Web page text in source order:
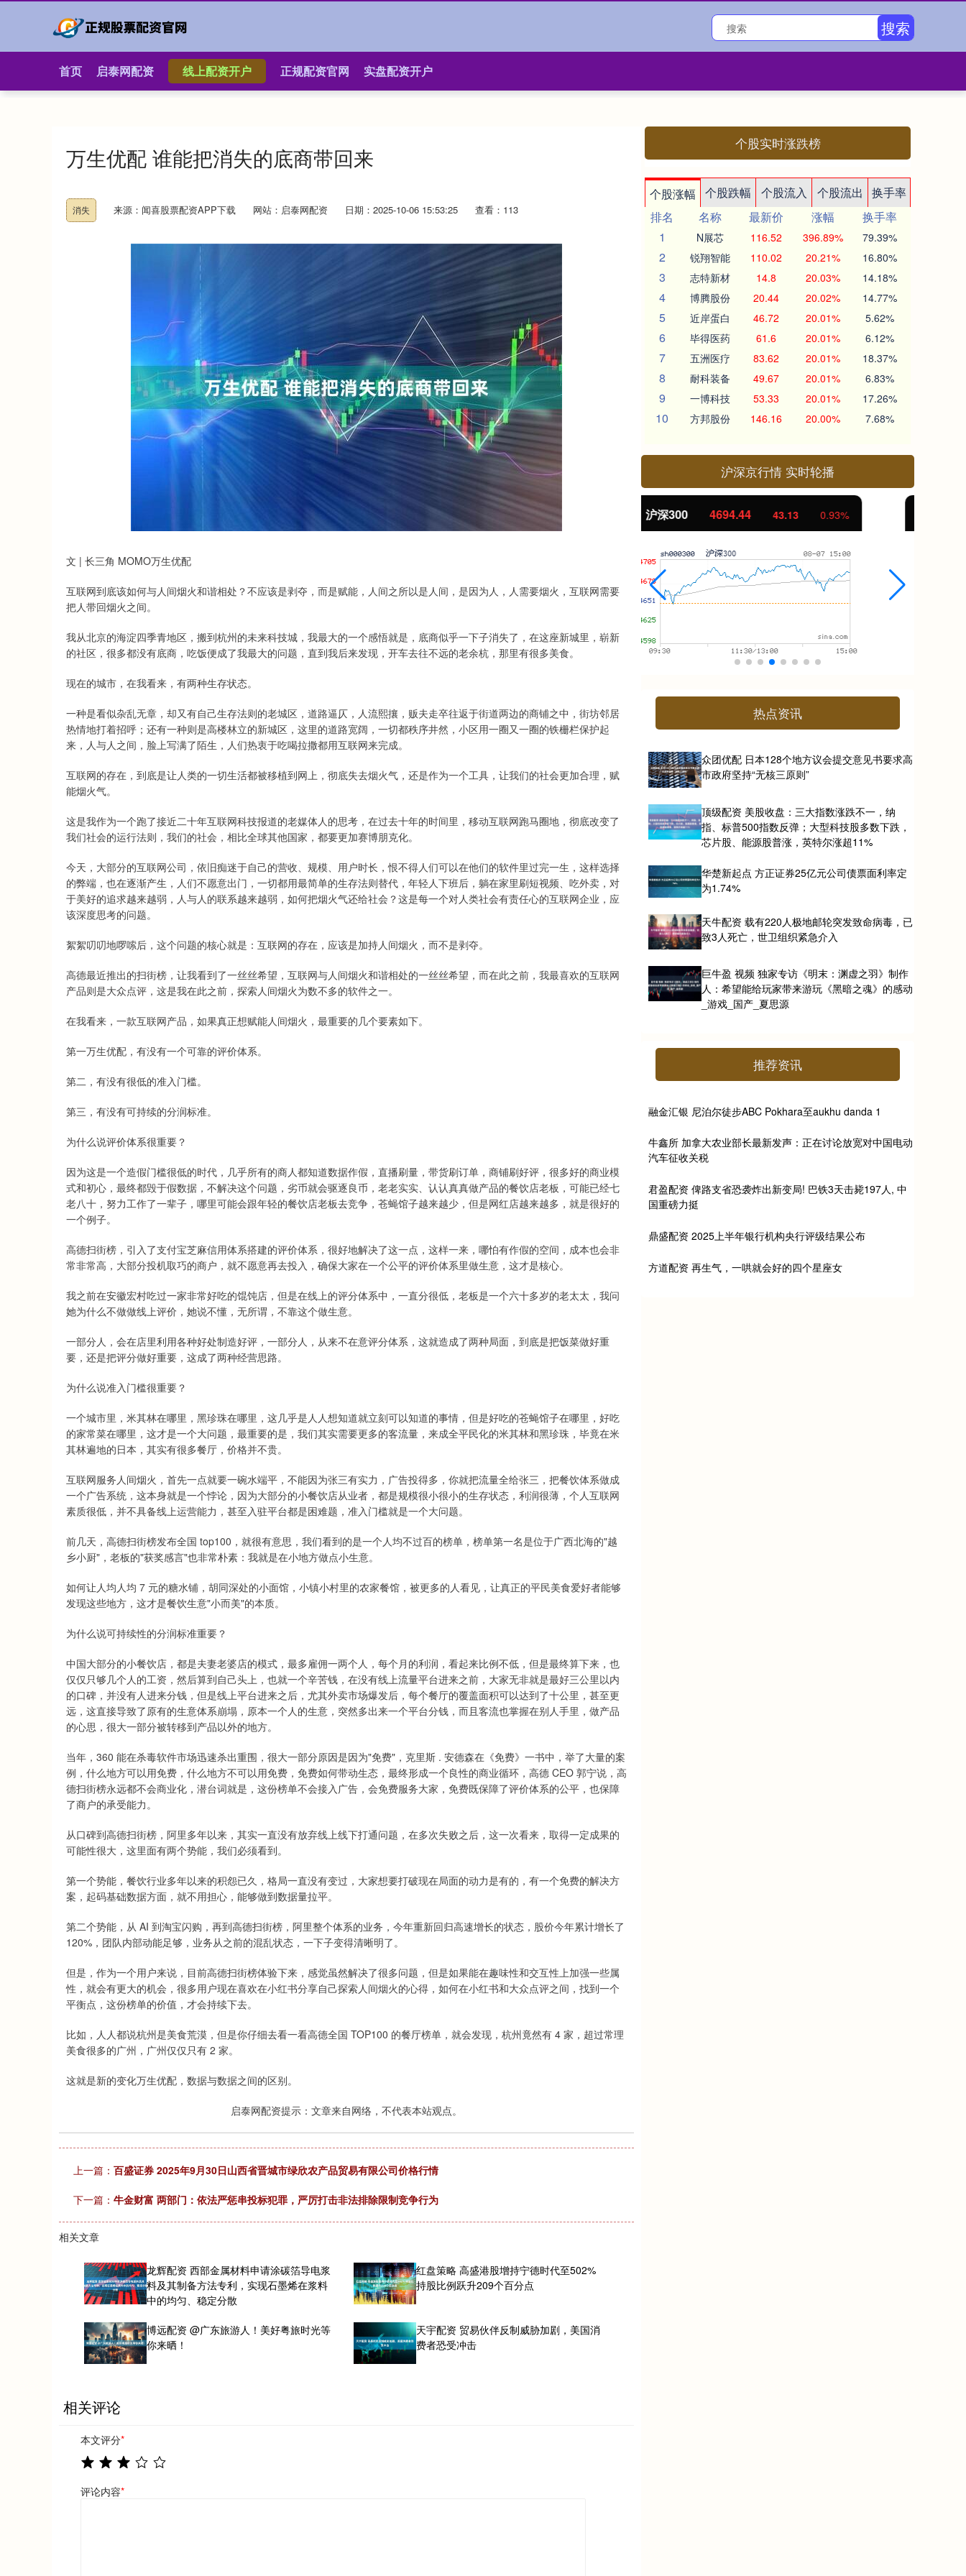
搜索
首页 启泰网配资 线上配资开户 正规配资官网 实盘配资开户
万生优配 谁能把消失的底商带回来
消失 来源：闻喜股票配资APP下载 网站：启泰网配资 日期：2025-10-06 15:53:25 查看：113
文 | 长三角 MOMO万生优配
互联网到底该如何与人间烟火和谐相处？不应该是剥夺，而是赋能，人间之所以是人间，是因为人，人需要烟火，互联网需要
把人带回烟火之间。
我从北京的海淀四季青地区，搬到杭州的未来科技城，我最大的一个感悟就是，底商似乎一下子消失了，在这座新城里，崭新
的社区，很多都没有底商，吃饭便成了我最大的问题，直到我后来发现，开车去往不远的老余杭，那里有很多美食。
现在的城市，在我看来，有两种生存状态。
一种是看似杂乱无章，却又有自己生存法则的老城区，道路逼仄，人流熙攘，贩夫走卒往返于街道两边的商铺之中，街坊邻居
热情地打着招呼；还有一种则是高楼林立的新城区，这里的道路宽阔，一切都秩序井然，小区用一圈又一圈的铁栅栏保护起
来，人与人之间，脸上写满了陌生，人们热衷于吃喝拉撒都用互联网来完成。
互联网的存在，到底是让人类的一切生活都被移植到网上，彻底失去烟火气，还是作为一个工具，让我们的社会更加合理，赋
能烟火气。
这是我作为一个跑了接近二十年互联网科技报道的老媒体人的思考，在过去十年的时间里，移动互联网跑马圈地，彻底改变了
我们社会的运行法则，我们的社会，相比全球其他国家，都要更加赛博朋克化。
今天，大部分的互联网公司，依旧痴迷于自己的营收、规模、用户时长，恨不得人们可以在他们的软件里过完一生，这样选择
的弊端，也在逐渐产生，人们不愿意出门，一切都用最简单的生存法则替代，年轻人下班后，躺在家里刷短视频、吃外卖，对
于美好的追求越来越弱，人与人的联系越来越弱，如何把烟火气还给社会？这是每一个对人类社会有责任心的互联网企业，应
该深度思考的问题。
絮絮叨叨地啰嗦后，这个问题的核心就是：互联网的存在，应该是加持人间烟火，而不是剥夺。
高德最近推出的扫街榜，让我看到了一丝丝希望，互联网与人间烟火和谐相处的一丝丝希望，而在此之前，我最喜欢的互联网
产品则是大众点评，这是我在此之前，探索人间烟火为数不多的软件之一。
在我看来，一款互联网产品，如果真正想赋能人间烟火，最重要的几个要素如下。
第一万生优配，有没有一个可靠的评价体系。
第二，有没有很低的准入门槛。
第三，有没有可持续的分润标准。
为什么说评价体系很重要？
因为这是一个造假门槛很低的时代，几乎所有的商人都知道数据作假，直播刷量，带货刷订单，商铺刷好评，很多好的商业模
式和初心，最终都毁于假数据，不解决这个问题，劣币就会驱逐良币，老老实实、认认真真做产品的餐饮店老板，可能已经七
老八十，努力工作了一辈子，哪里可能会跟年轻的餐饮店老板去竞争，苍蝇馆子越来越少，但是网红店越来越多，就是很好的
一个例子。
高德扫街榜，引入了支付宝芝麻信用体系搭建的评价体系，很好地解决了这一点，这样一来，哪怕有作假的空间，成本也会非
常非常高，大部分投机取巧的商户，就不愿意再去投入，确保大家在一个公平的评价体系里做生意，这才是核心。
我之前在安徽宏村吃过一家非常好吃的馄饨店，但是在线上的评分体系中，一直分很低，老板是一个六十多岁的老太太，我问
她为什么不做做线上评价，她说不懂，无所谓，不靠这个做生意。
一部分人，会在店里利用各种好处制造好评，一部分人，从来不在意评分体系，这就造成了两种局面，到底是把饭菜做好重
要，还是把评分做好重要，这成了两种经营思路。
为什么说准入门槛很重要？
一个城市里，米其林在哪里，黑珍珠在哪里，这几乎是人人想知道就立刻可以知道的事情，但是好吃的苍蝇馆子在哪里，好吃
的家常菜在哪里，这才是一个大问题，最重要的是，我们其实需要更多的客流量，来成全平民化的米其林和黑珍珠，毕竟在米
其林遍地的日本，其实有很多餐厅，价格并不贵。
互联网服务人间烟火，首先一点就要一碗水端平，不能因为张三有实力，广告投得多，你就把流量全给张三，把餐饮体系做成
一个广告系统，这本身就是一个悖论，因为大部分的小餐饮店从业者，都是规模很小很小的生存状态，利润很薄，个人互联网
素质很低，并不具备线上运营能力，甚至入驻平台都是困难题，准入门槛就是一个大问题。
前几天，高德扫街榜发布全国 top100，就很有意思，我们看到的是一个人均不过百的榜单，榜单第一名是位于广西北海的"越
乡小厨"，老板的"获奖感言"也非常朴素：我就是在小地方做点小生意。
如何让人均人均 7 元的糖水铺，胡同深处的小面馆，小镇小村里的农家餐馆，被更多的人看见，让真正的平民美食爱好者能够
发现这些地方，这才是餐饮生意"小而美"的本质。
为什么说可持续性的分润标准重要？
中国大部分的小餐饮店，都是夫妻老婆店的模式，最多雇佣一两个人，每个月的利润，看起来比例不低，但是最终算下来，也
仅仅只够几个人的工资，然后算到自己头上，也就一个辛苦钱，在没有线上流量平台进来之前，大家无非就是最好三公里以内
的口碑，并没有人进来分钱，但是线上平台进来之后，尤其外卖市场爆发后，每个餐厅的覆盖面积可以达到了十公里，甚至更
远，这直接导致了原有的生意体系崩塌，原本一个人的生意，突然多出来一个平台分钱，而且客流也掌握在别人手里，做产品
的心思，很大一部分被转移到产品以外的地方。
当年，360 能在杀毒软件市场迅速杀出重围，很大一部分原因是因为"免费"，克里斯 . 安德森在《免费》一书中，举了大量的案
例，什么地方可以用免费，什么地方不可以用免费，免费如何带动生态，最终形成一个良性的商业循环，高德 CEO 郭宁说，高
德扫街榜永远都不会商业化，潜台词就是，这份榜单不会接入广告，会免费服务大家，免费既保障了评价体系的公平，也保障
了商户的承受能力。
从口碑到高德扫街榜，阿里多年以来，其实一直没有放弃线上线下打通问题，在多次失败之后，这一次看来，取得一定成果的
可能性很大，这里面有两个势能，我们必须看到。
第一个势能，餐饮行业多年以来的积怨已久，格局一直没有变过，大家想要打破现在局面的动力是有的，有一个免费的解决方
案，起码基础数据方面，就不用担心，能够做到数据量拉平。
第二个势能，从 AI 到淘宝闪购，再到高德扫街榜，阿里整个体系的业务，今年重新回归高速增长的状态，股价今年累计增长了
120%，团队内部动能足够，业务从之前的混乱状态，一下子变得清晰明了。
但是，作为一个用户来说，目前高德扫街榜体验下来，感觉虽然解决了很多问题，但是如果能在趣味性和交互性上加强一些属
性，就会有更大的机会，很多用户现在喜欢在小红书分享自己探索人间烟火的心得，如何在小红书和大众点评之间，找到一个
平衡点，这份榜单的价值，才会持续下去。
比如，人人都说杭州是美食荒漠，但是你仔细去看一看高德全国 TOP100 的餐厅榜单，就会发现，杭州竟然有 4 家，超过常理
美食很多的广州，广州仅仅只有 2 家。
这就是新的变化万生优配，数据与数据之间的区别。
启泰网配资提示：文章来自网络，不代表本站观点。
上一篇： 百盛证券 2025年9月30日山西省晋城市绿欣农产品贸易有限公司价格行情
下一篇： 牛金财富 两部门：依法严惩串投标犯罪，严厉打击非法排除限制竞争行为
相关文章
龙辉配资 西部金属材料申请涂碳箔导电浆
料及其制备方法专利，实现石墨烯在浆料
中的均匀、稳定分散
红盘策略 高盛港股增持宁德时代至502%
持股比例跃升209个百分点
博远配资 @广东旅游人！美好粤旅时光等
你来晒！
天宇配资 贸易伙伴反制威胁加剧，美国消
费者恐受冲击
相关评论
本文评分*
评论内容*
个股实时涨跌榜
个股涨幅 个股跌幅 个股流入 个股流出
换手率
排名
名称 最新价 涨幅
换手率
1
N展芯 116.52 396.89% 79.39%
2 锐翔智能 110.02 20.21% 16.80%
3 志特新材 14.8 20.03% 14.18%
4 博腾股份 20.44 20.02% 14.77%
5 近岸蛋白 46.72 20.01% 5.62%
6 毕得医药 61.6 20.01% 6.12%
7 五洲医疗 83.62 20.01% 18.37%
8 耐科装备 49.67 20.01% 6.83%
9 一博科技 53.33 20.01% 17.26%
10 方邦股份 146.16 20.00% 7.68%
沪深京行情 实时轮播
1.42% 沪深300 4694.44 43.13 北证50 1134.24 11.37 1.01%
热点资讯
众团优配 日本128个地方议会提交意见书要求高
市政府坚持“无核三原则”
顶级配资 美股收盘：三大指数涨跌不一，纳
指、标普500指数反弹；大型科技股多数下跌，
芯片股、能源股普涨，英特尔涨超11%
华楚新起点 方正证券25亿元公司债票面利率定
为1.74%
天牛配资 载有220人极地邮轮突发致命病毒，已
致3人死亡，世卫组织紧急介入
巨牛盈 视频 独家专访《明末：渊虚之羽》制作
人：希望能给玩家带来游玩《黑暗之魂》的感动
_游戏_国产_夏思源
推荐资讯
融金汇银 尼泊尔徒步ABC Pokhara至aukhu danda 1
牛鑫所 加拿大农业部长最新发声：正在讨论放宽对中国电动
汽车征收关税
君盈配资 俾路支省恐袭炸出新变局! 巴铁3天击毙197人, 中
国重磅力挺
鼎盛配资 2025上半年银行机构央行评级结果公布
方道配资 再生气，一哄就会好的四个星座女